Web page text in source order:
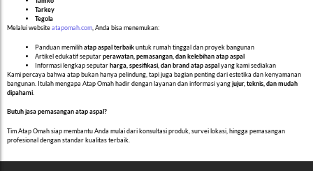
Tarkey
Tegola
Melalui websiteatapomah.com, Anda bisa menemukan:
Panduan memilihatap aspal terbaikuntuk rumah tinggal dan proyek bangunan
Artikel edukatif seputarperawatan, pemasangan, dan kelebihan atap aspal
Informasi lengkap seputarharga, spesifikasi, dan brand atap aspalyang kami sediakan
Kami percaya bahwa atap bukan hanya pelindung, tapi juga bagian penting dari estetika dan kenyamanan
bangunan. Itulah mengapa Atap Omah hadir dengan layanan dan informasi yangjujur, teknis, dan mudah
dipahami
Butuh jasa pemasangan atap aspal?
Tim Atap Omah siap membantu Anda mulai dari konsultasi produk, survei lokasi, hingga pemasangan
profesional dengan standar kualitas terbaik.